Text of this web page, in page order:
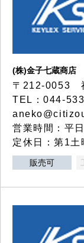
(株)金子七蔵商店
〒212-0053
TEL：044-
営業時間：平
定休日：第1土
販売可